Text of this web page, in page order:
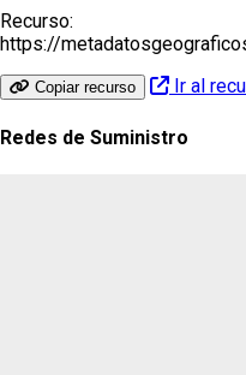
Recurso:
https://
Copiar recurso Ir al
Redes de Suministro